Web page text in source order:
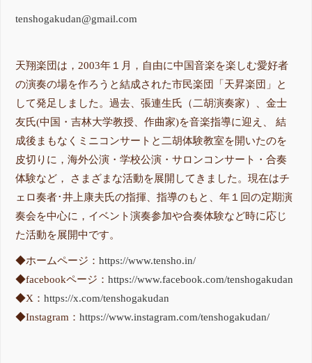
tenshogakudan@gmail.com
天翔楽団は，2003年１月，自由に中国音楽を楽しむ愛好者
の演奏の場を作ろうと結成された市民楽団「天昇楽団」と
して発足しました。過去、張連生氏（二胡演奏家）、金士
友氏(中国・吉林大学教授、作曲家)を音楽指導に迎え、 結
成後まもなくミニコンサートと二胡体験教室を開いたのを
皮切りに，海外公演・学校公演・サロンコンサート・合奏
体験など， さまざまな活動を展開してきました。現在はチ
ェロ奏者･井上康夫氏の指揮、指導のもと、年１回の定期演
奏会を中心に，イベント演奏参加や合奏体験など時に応じ
た活動を展開中です。
◆ホームページ：https://www.tensho.in/
◆facebookページ：https://www.facebook.com/tenshogakudan
◆X：https://x.com/tenshogakudan
◆Instagram：https://www.instagram.com/tenshogakudan/